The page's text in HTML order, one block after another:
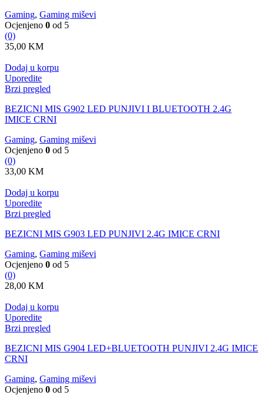
Gaming, Gaming miševi
Ocjenjeno 0 od 5
(0)
35,00 KM
Dodaj u korpu
Uporedite
Brzi pregled
BEZICNI MIS G902 LED PUNJIVI I BLUETOOTH 2.4G
IMICE CRNI
Gaming, Gaming miševi
Ocjenjeno 0 od 5
(0)
33,00 KM
Dodaj u korpu
Uporedite
Brzi pregled
BEZICNI MIS G903 LED PUNJIVI 2.4G IMICE CRNI
Gaming, Gaming miševi
Ocjenjeno 0 od 5
(0)
28,00 KM
Dodaj u korpu
Uporedite
Brzi pregled
BEZICNI MIS G904 LED+BLUETOOTH PUNJIVI 2.4G IMICE
CRNI
Gaming, Gaming miševi
Ocjenjeno 0 od 5